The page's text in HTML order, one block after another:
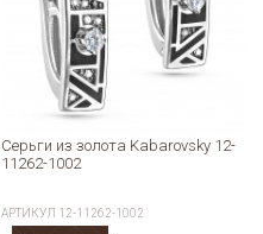
Серьги из золота Kabarovsky 12-
11262-1002
АРТИКУЛ 12-11262-1002